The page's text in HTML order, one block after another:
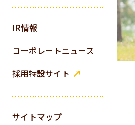
IR情報
コーポレートニュース
採用特設サイト
サイトマップ